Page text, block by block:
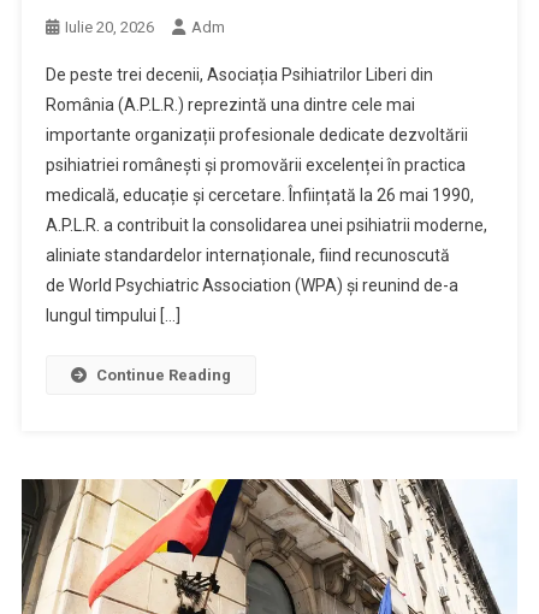
Iulie 20, 2026 Adm
De peste trei decenii, Asociația Psihiatrilor Liberi din
România (A.P.L.R.) reprezintă una dintre cele mai
importante organizații profesionale dedicate dezvoltării
psihiatriei românești și promovării excelenței în practica
medicală, educație și cercetare. Înființată la 26 mai 1990,
A.P.L.R. a contribuit la consolidarea unei psihiatrii moderne,
aliniate standardelor internaționale, fiind recunoscută
de World Psychiatric Association (WPA) și reunind de-a
lungul timpului […]
Continue Reading